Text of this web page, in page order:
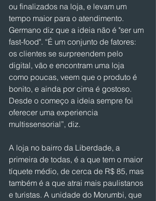
ou finalizados na loja, e levam um
tempo maior para o atendimento.
Germano diz que a ideia não é "ser um
fast-food". “É um conjunto de fatores:
os clientes se surpreendem pelo
digital, vão e encontram uma loja
como poucas, veem que o produto é
bonito, e ainda por cima é gostoso.
Desde o começo a ideia sempre foi
oferecer uma experiencia
multissensorial”, diz.
A loja no bairro da Liberdade, a
primeira de todas, é a que tem o maior
tíquete médio, de cerca de R$ 85, mas
também é a que atrai mais paulistanos
e turistas. A unidade do Morumbi, que